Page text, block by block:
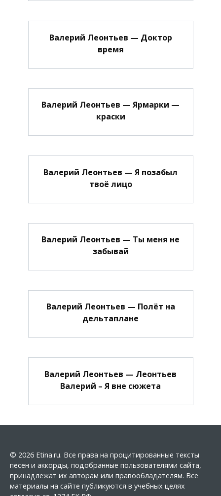
Валерий Леонтьев — Доктор
время
Валерий Леонтьев — Ярмарки —
краски
Валерий Леонтьев — Я позабыл
твоё лицо
Валерий Леонтьев — Ты меня не
забывай
Валерий Леонтьев — Полёт на
дельтаплане
Валерий Леонтьев — Леонтьев
Валерий – Я вне сюжета
© 2026 Etina.ru. Все права на процитированные тексты
песен и аккорды, подобранные пользователями сайта,
принадлежат их авторам или правообладателям. Все
материалы на сайте публикуются в учебных целях